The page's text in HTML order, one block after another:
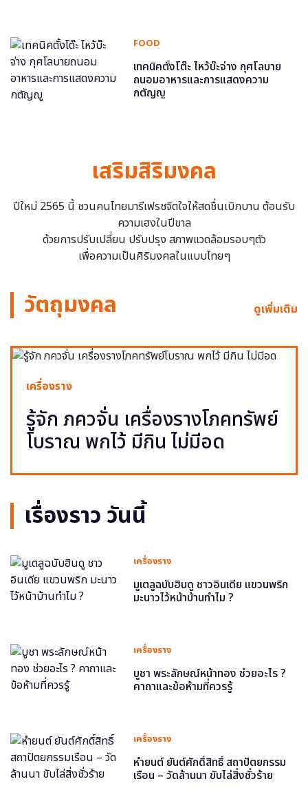
FOOD
เทคนิคตั้งโต๊ะ ไหว้บ๊ะจ่าง กุศโลบาย
ถนอมอาหารและการแสดงความ
กตัญญู
เสริมสิริมงคล
ปีใหม่ 2565 นี้ ชวนคนไทยมารีเฟรชจิตใจให้สดชื่นเบิกบาน ต้อนรับ
ความเฮงในปีขาล
ด้วยการปรับเปลี่ยน ปรับปรุง สภาพแวดล้อมรอบๆตัว
เพื่อความเป็นศิริมงคลในแบบไทยๆ
วัตถุมงคล ดูเพิ่มเติม
เครื่องราง
รู้จัก ภควจั่น เครื่องรางโภคทรัพย์
โบราณ พกไว้ มีกิน ไม่มีอด
เรื่องราว วันนี้
เครื่องราง
มูเตลูฉบับฮินดู ชาวอินเดีย แขวนพริก
มะนาวไว้หน้าบ้านทำไม ?
เครื่องราง
บูชา พระลักษณ์หน้าทอง ช่วยอะไร ?
คาถาและข้อห้ามที่ควรรู้
เครื่องราง
หำยนต์ ยันต์ศักดิ์สิทธิ์ สถาปัตยกรรม
เรือน – วัดล้านนา ขับไล่สิ่งชั่วร้าย